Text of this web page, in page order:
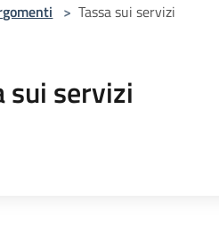
> Tassa sui servizi
sui servizi